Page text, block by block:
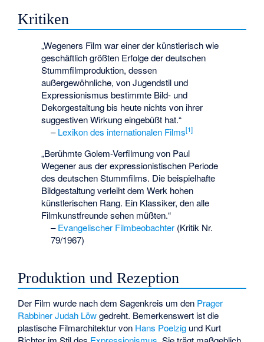
Kritiken
„Wegeners Film war einer der künstlerisch wie
geschäftlich größten Erfolge der deutschen
Stummfilmproduktion, dessen
außergewöhnliche, von Jugendstil und
Expressionismus bestimmte Bild- und
Dekorgestaltung bis heute nichts von ihrer
suggestiven Wirkung eingebüßt hat.“
–Lexikon des internationalen Films[1]
„Berühmte Golem-Verfilmung von Paul
Wegener aus der expressionistischen Periode
des deutschen Stummfilms. Die beispielhafte
Bildgestaltung verleiht dem Werk hohen
künstlerischen Rang. Ein Klassiker, den alle
Filmkunstfreunde sehen müßten.“
–Evangelischer Filmbeobachter(Kritik Nr.
79/1967)
Produktion und Rezeption
Der Film wurde nach dem Sagenkreis um den Prager
Rabbiner Judah Löwgedreht. Bemerkenswert ist die
plastische Filmarchitektur von Hans Poelzig und Kurt